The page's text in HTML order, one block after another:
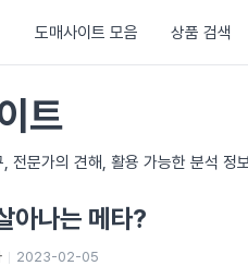
도매사이트 모음 상품 검색
트
전문가의 견해, 활용 가능한 분석 정
아나는 메타?
2023-02-05